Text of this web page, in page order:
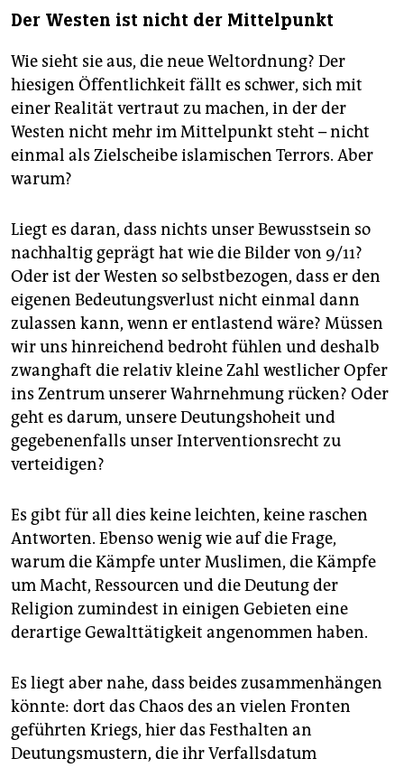
Der Westen ist nicht der Mittelpunkt
Wie sieht sie aus, die neue Weltordnung? Der
hiesigen Öffentlichkeit fällt es schwer, sich mit
einer Realität vertraut zu machen, in der der
Westen nicht mehr im Mittelpunkt steht – nicht
einmal als Zielscheibe islamischen Terrors. Aber
warum?
Liegt es daran, dass nichts unser Bewusstsein so
nachhaltig geprägt hat wie die Bilder von 9/11?
Oder ist der Westen so selbstbezogen, dass er den
eigenen Bedeutungsverlust nicht einmal dann
zulassen kann, wenn er entlastend wäre? Müssen
wir uns hinreichend bedroht fühlen und deshalb
zwanghaft die relativ kleine Zahl westlicher Opfer
ins Zentrum unserer Wahrnehmung rücken? Oder
geht es darum, unsere Deutungshoheit und
gegebenenfalls unser Interventionsrecht zu
verteidigen?
Es gibt für all dies keine leichten, keine raschen
Antworten. Ebenso wenig wie auf die Frage,
warum die Kämpfe unter Muslimen, die Kämpfe
um Macht, Ressourcen und die Deutung der
Religion zumindest in einigen Gebieten eine
derartige Gewalttätigkeit angenommen haben.
Es liegt aber nahe, dass beides zusammenhängen
könnte: dort das Chaos des an vielen Fronten
geführten Kriegs, hier das Festhalten an
Deutungsmustern, die ihr Verfallsdatum